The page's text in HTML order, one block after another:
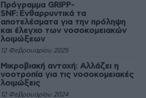
Πρόγραμμα GRIPP-
SNF: Ενθαρρυντικά τα
αποτελέσματα για την πρόληψη
και έλεγχο των νοσοκομειακών
λοιμώξεων
12 Φεβρουαρίου 2025
Μικροβιακή αντοχή: Αλλάζει η
νοοτροπία για τις νοσοκομειακές
λοιμώξεις
12 Φεβρουαρίου 2024